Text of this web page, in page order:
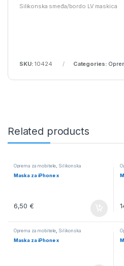
Silikonska smeđa/bordo LV maskica
SKU:10424 Categories:
Related products
Oprema za mobitele Silikonska
Maska za iPhone x
6,50 €
Oprema za mobitele Silikonska
Maska za iPhone x